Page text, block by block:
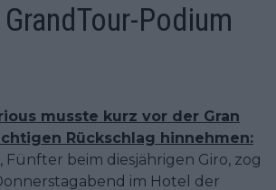
Podium
musste kurz vor der Gran
Rückschlag hinnehmen:
Fünfter beim diesjährigen Giro, zog
im Hotel der